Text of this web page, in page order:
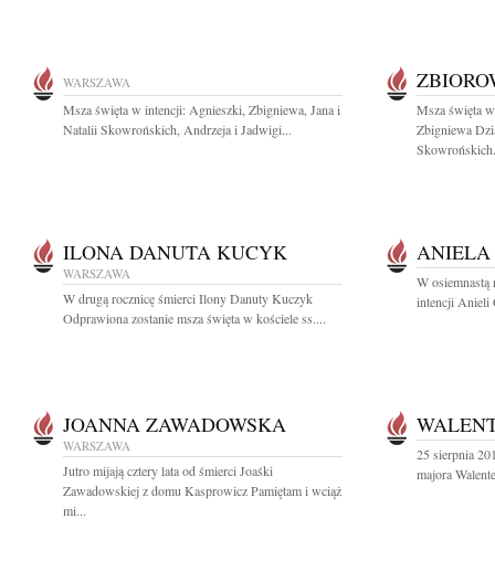
WARSZAWA
Msza święta w intencji: Agnieszki, Zbigniewa, Jana i
Natalii Skowrońskich, Andrzeja i Jadwigi...
Msza święta
Zbigniewa
ILONA DANUTA KUCYK
WARSZAWA
W drugą rocznicę śmierci Ilony Danuty Kuczyk
Odprawiona zostanie msza święta w kościele ss....
ANIELA
W osiemnastą
intencji Anieli
JOANNA ZAWADOWSKA
WARSZAWA
Jutro mijają cztery lata od śmierci Joaśki
Zawadowskiej z domu Kasprowicz Pamiętam i wciąż
mi...
25 sierpnia
majora